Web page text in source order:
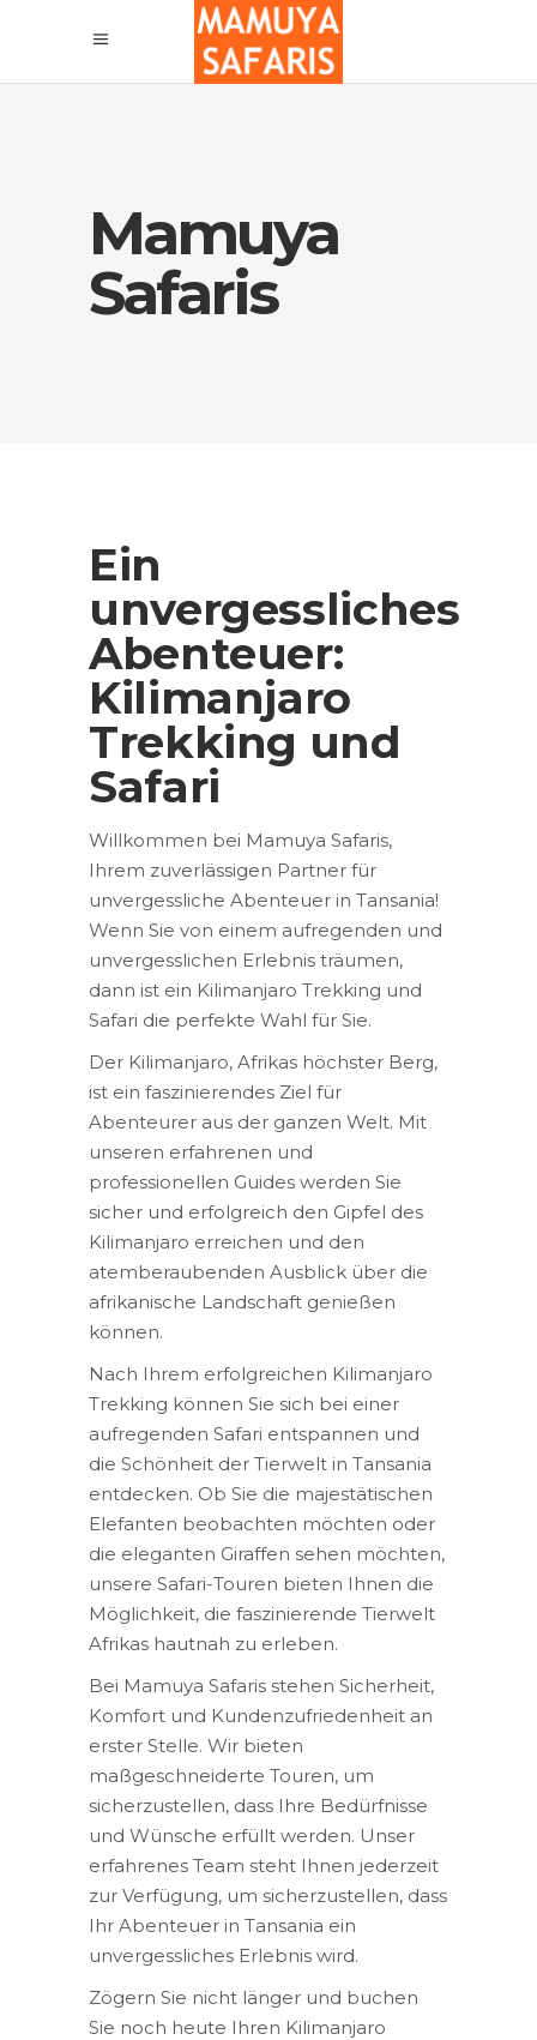
Mamuya
Safaris
Ein
unvergessliches
Abenteuer:
Kilimanjaro
Trekking und
Safari
Willkommen bei Mamuya Safaris,
Ihrem zuverlässigen Partner für
unvergessliche Abenteuer in Tansania!
Wenn Sie von einem aufregenden und
unvergesslichen Erlebnis träumen,
dann ist ein Kilimanjaro Trekking und
Safari die perfekte Wahl für Sie.
Der Kilimanjaro, Afrikas höchster Berg,
ist ein faszinierendes Ziel für
Abenteurer aus der ganzen Welt. Mit
unseren erfahrenen und
professionellen Guides werden Sie
sicher und erfolgreich den Gipfel des
Kilimanjaro erreichen und den
atemberaubenden Ausblick über die
afrikanische Landschaft genießen
können.
Nach Ihrem erfolgreichen Kilimanjaro
Trekking können Sie sich bei einer
aufregenden Safari entspannen und
die Schönheit der Tierwelt in Tansania
entdecken. Ob Sie die majestätischen
Elefanten beobachten möchten oder
die eleganten Giraffen sehen möchten,
unsere Safari-Touren bieten Ihnen die
Möglichkeit, die faszinierende Tierwelt
Afrikas hautnah zu erleben.
Bei Mamuya Safaris stehen Sicherheit,
Komfort und Kundenzufriedenheit an
erster Stelle. Wir bieten
maßgeschneiderte Touren, um
sicherzustellen, dass Ihre Bedürfnisse
und Wünsche erfüllt werden. Unser
erfahrenes Team steht Ihnen jederzeit
zur Verfügung, um sicherzustellen, dass
Ihr Abenteuer in Tansania ein
unvergessliches Erlebnis wird.
Zögern Sie nicht länger und buchen
Sie noch heute Ihren Kilimanjaro